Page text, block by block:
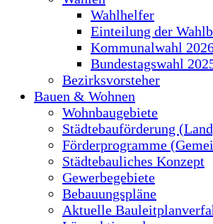
Wahlhelfer
Einteilung der
Kommunalwahl
Bundestagswahl
Bezirksvorsteher
Bauen & Wohnen
Wohnbaugebiete
Städtebauförderung
Förderprogramme
Städtebauliches Konzept
Gewerbegebiete
Bebauungspläne
Aktuelle